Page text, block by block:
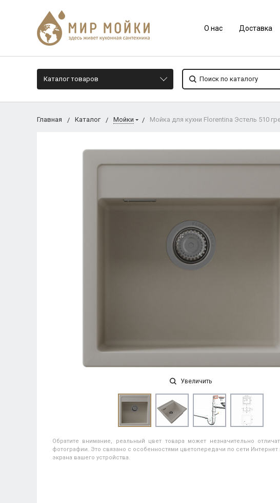
О нас Доставка
Каталог товаров
Главная Каталог Мойки Мойка для кухни Florentina Эстель 510
Увеличить
Обратите внимание, реальный цвет товара может незначительно
фотографии. Это связано с особенностями цветопередачи по сети Интернет
экрана вашего устройства.